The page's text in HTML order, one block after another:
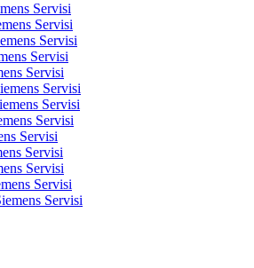
Servisi
Servisi
Servisi
Servisi
Servisi
Servisi
Servisi
Servisi
Servisi
Servisi
Servisi
Servisi
Servisi